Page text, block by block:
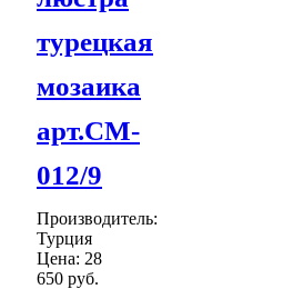
турецкая
мозаика
арт.CM-
012/9
Производитель:
Турция
Цена: 28
650 руб.